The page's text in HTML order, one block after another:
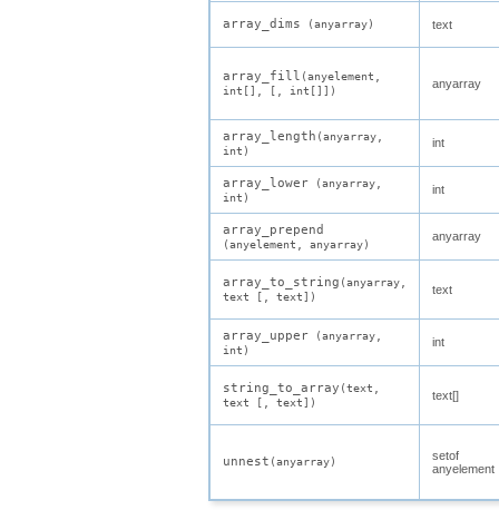
array_dims (anyarray) text
array_fill (anyelement
int[]
, [ int[] ])
anyarray
array_length (anyarray,
int )
int
array_lower(anyarray,
int )
int
array_prepend
(anyelement anyarray)
anyarray
array_to_string (anyarray,
text [ text])
text
array_upper(anyarray,
int )
int
string_to_array (text
text [ text])
text[]
unnest (anyarray)
setof
anyelement